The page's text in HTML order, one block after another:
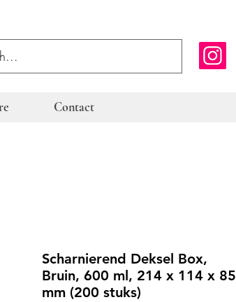
Contact
Scharnierend Deksel Box,
Bruin, 600 ml, 214 x 114 x 85
mm (200 stuks)